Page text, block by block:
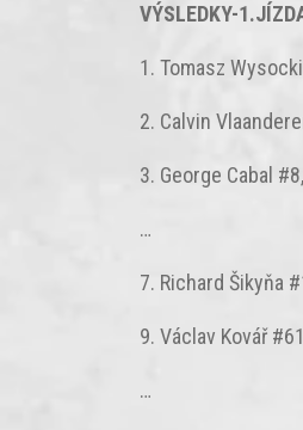
VÝSLEDKY-
1. Tomasz
2. Calvin
3. George Cabal
…
7. Richard Šikyňa
9. Václav Kovář
…